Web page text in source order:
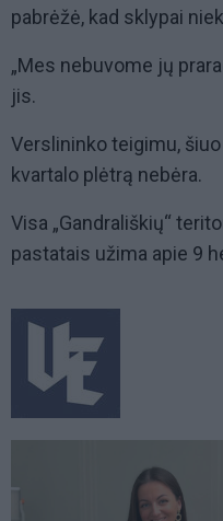
pabrėžė, kad sklypai
„Mes nebuvome jų
jis.
Verslininko teigimu,
kvartalo plėtrą nebėra.
Visa „Gandrališkių“
pastatais užima apie 9